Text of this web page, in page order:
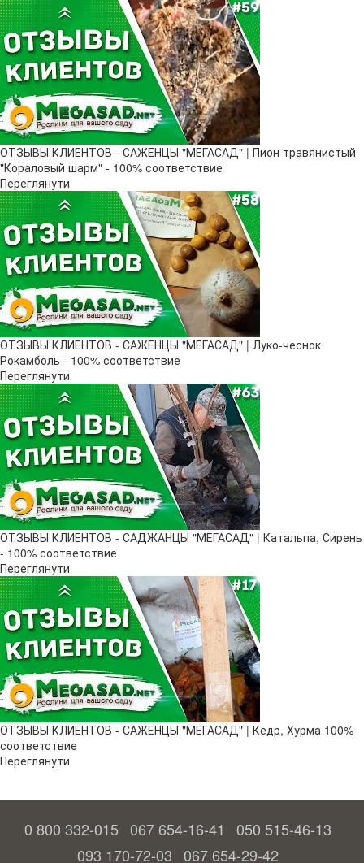
ОТЗЫВЫ КЛИЕНТОВ - САЖЕНЦЫ "МЕГАСАД" | Пион травянистый
"Кораловый шарм" - 100% соответствие
Переглянути
ОТЗЫВЫ КЛИЕНТОВ - САЖЕНЦЫ "МЕГАСАД" | Луко-чеснок
Рокамболь - 100% соответствие
Переглянути
ОТЗЫВЫ КЛИЕНТОВ - САДЖАНЦЫ "МЕГАСАД" | Катальпа, Сирень
- 100% соответствие
Переглянути
ОТЗЫВЫ КЛИЕНТОВ - САЖЕНЦЫ "МЕГАСАД" | Кедр, Хурма 100%
соответствие
Переглянути
0 800 332-015 067 654-16-41
050 515-46-13
093 170-72-03 067 654-29-42